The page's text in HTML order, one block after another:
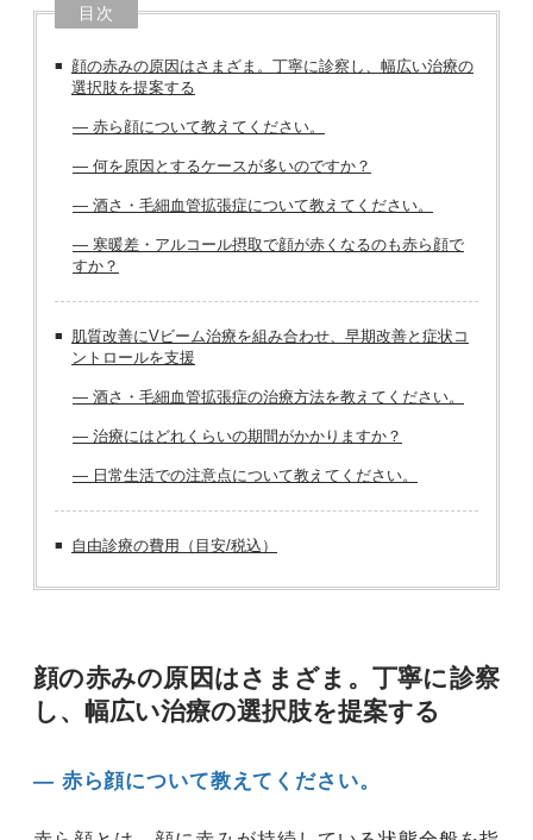
目次
顔の赤みの原因はさまざま。丁寧に診察し、幅広い治療の
選択肢を提案する
― 赤ら顔について教えてください。
― 何を原因とするケースが多いのですか？
― 酒さ・毛細血管拡張症について教えてください。
― 寒暖差・アルコール摂取で顔が赤くなるのも赤ら顔で
すか？
肌質改善にVビーム治療を組み合わせ、早期改善と症状コ
ントロールを支援
― 酒さ・毛細血管拡張症の治療方法を教えてください。
― 治療にはどれくらいの期間がかかりますか？
― 日常生活での注意点について教えてください。
自由診療の費用（目安/税込）
顔の赤みの原因はさまざま。丁寧に診察
し、幅広い治療の選択肢を提案する
― 赤ら顔について教えてください。